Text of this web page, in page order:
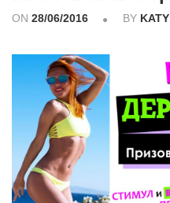
ON 28/06/2016 BY KATY